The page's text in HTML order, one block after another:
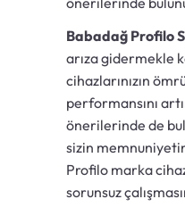
Babadağ Profilo
arıza gidermekle
cihazlarınızın
performansını
önerilerinde de
sizin
Profilo marka
sorunsuz